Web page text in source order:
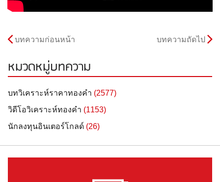
บทความก่อนหน้า บทความถัดไป
หมวดหมู่บทความ
บทวิเคราะห์ราคาทองคำ (2577)
วิดีโอวิเคราะห์ทองคำ (1153)
นักลงทุนอินเตอร์โกลด์ (26)